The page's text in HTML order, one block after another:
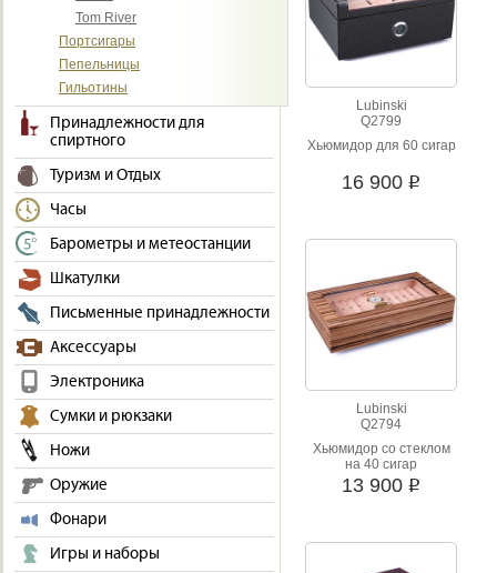
Tom River
Портсигары
Пепельницы
Гильотины
Принадлежности для
спиртного
Туризм и Отдых
Часы
Барометры и метеостанции
Шкатулки
Письменные принадлежности
Аксессуары
Электроника
Сумки и рюкзаки
Ножи
Оружие
Фонари
Игры и наборы
Lubinski
Q2799
Хьюмидор для 60 сигар
16 900 i
Lubinski
Q2794
Хьюмидор со стеклом
на 40 сигар
13 900 i